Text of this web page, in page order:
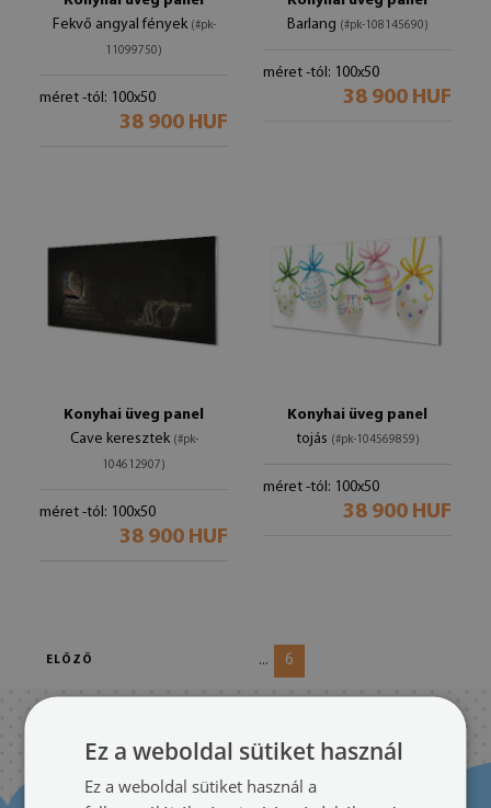
Fekvő angyal fények (#pk-
11099750)
méret -tól: 100x50
38 900 HUF
Barlang (#pk-108145690)
méret -tól: 100x50
38 900 HUF
Konyhai üveg panel
Cave keresztek (#pk-
104612907)
méret -tól: 100x50
38 900 HUF
Konyhai üveg panel
tojás (#pk-104569859)
méret -tól: 100x50
38 900 HUF
ELŐZŐ ... 6
Ez a weboldal sütiket használ
Ez a weboldal sütiket használ a